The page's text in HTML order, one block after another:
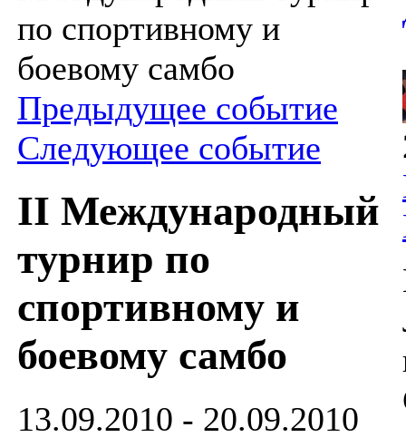
по спортивному и
боевому самбо
Предыдущее событие
Следующее событие
II Международный
турнир по
спортивному и
боевому самбо
13.09.2010 - 20.09.2010